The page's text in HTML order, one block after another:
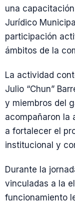
una
Jurídico
participación
ámbitos de la
La actividad
Julio “Chun”
y miembros del
acompañaron la
a fortalecer el
institucional y
Durante la
vinculadas a la
funcionamiento